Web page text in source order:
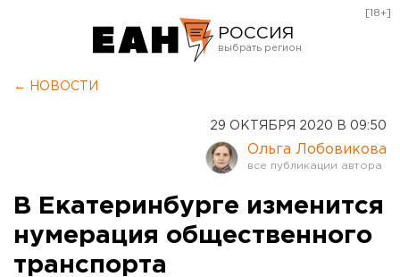
РОССИЯ
Курган
Оренбург
[18+]
← НОВОСТИ
29 ОКТЯБРЯ 2020 В 09:50
Ольга Лобовикова
В Екатеринбурге изменится
нумерация общественного
транспорта